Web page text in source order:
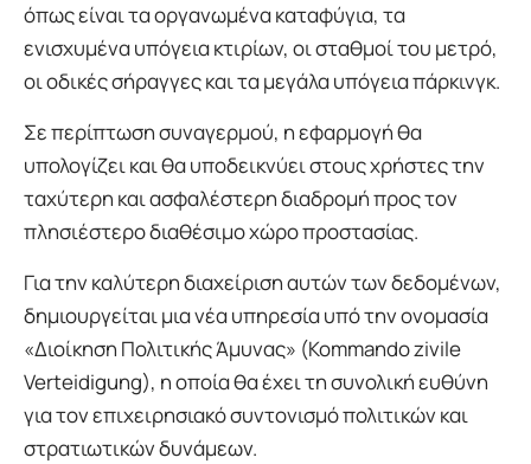
όπως είναι τα οργανωμένα καταφύγια, τα
ενισχυμένα υπόγεια κτιρίων, οι σταθμοί του μετρό,
οι οδικές σήραγγες και τα μεγάλα υπόγεια πάρκινγκ.
Σε περίπτωση συναγερμού, η εφαρμογή θα
υπολογίζει και θα υποδεικνύει στους χρήστες την
ταχύτερη και ασφαλέστερη διαδρομή προς τον
πλησιέστερο διαθέσιμο χώρο προστασίας.
Για την καλύτερη διαχείριση αυτών των δεδομένων,
δημιουργείται μια νέα υπηρεσία υπό την ονομασία
«Διοίκηση Πολιτικής Άμυνας» (Kommando zivile
Verteidigung), η οποία θα έχει τη συνολική ευθύνη
για τον επιχειρησιακό συντονισμό πολιτικών και
στρατιωτικών δυνάμεων.